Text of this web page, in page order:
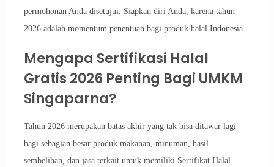
permohonan Anda disetujui. Siapkan diri Anda, karena tahun
2026 adalah momentum penentuan bagi produk halal Indonesia.
Mengapa Sertifikasi Halal
Gratis 2026 Penting Bagi UMKM
Singaparna?
Tahun 2026 merupakan batas akhir yang tak bisa ditawar lagi
bagi sebagian besar produk makanan, minuman, hasil
sembelihan, dan jasa terkait untuk memiliki Sertifikat Halal.